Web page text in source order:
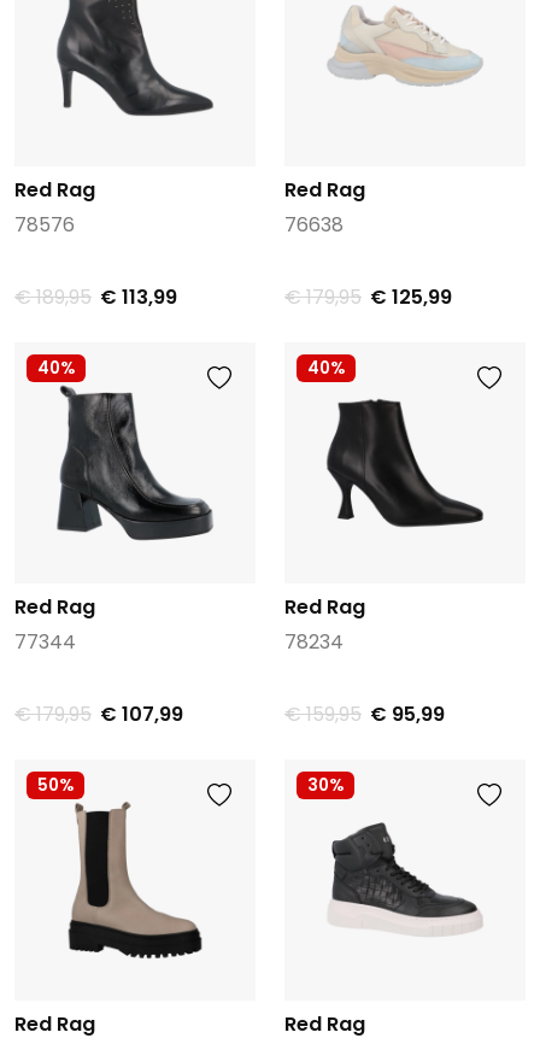
Red Rag
78576
€ 189,95 € 113,99
Red Rag
76638
€ 179,95 € 125,99
40%
Red Rag
77344
€ 179,95 € 107,99
40%
Red Rag
78234
€ 159,95 € 95,99
50%
Red Rag
30%
Red Rag